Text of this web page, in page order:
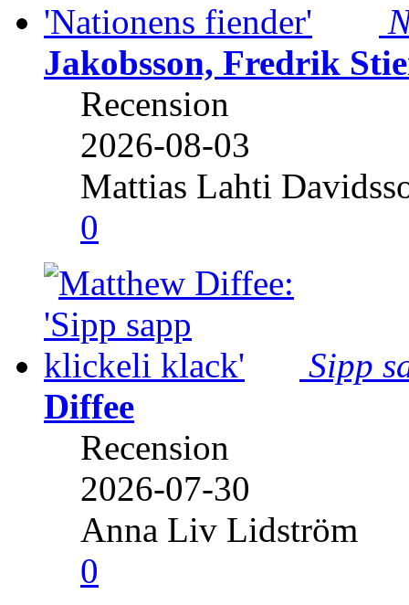
Jakobsson, Fredrik
Recension
2026-08-03
Mattias Lahti
0
Sipp
Diffee
Recension
2026-07-30
Anna Liv Lidström
0